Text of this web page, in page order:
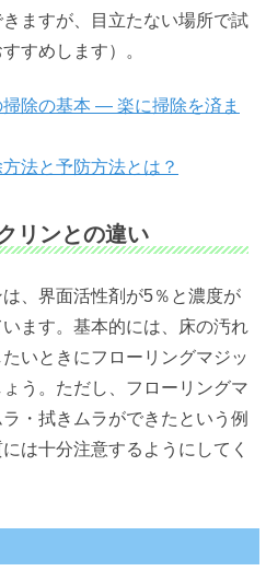
ますが、目立たない場所で試
すめします）。
除の基本 ― 楽に掃除を済ま
法と予防方法とは？
リンとの違い
、界面活性剤が5％と濃度が
ます。基本的には、床の汚れ
いときにフローリングマジッ
う。ただし、フローリングマ
・拭きムラができたという例
は十分注意するようにしてく